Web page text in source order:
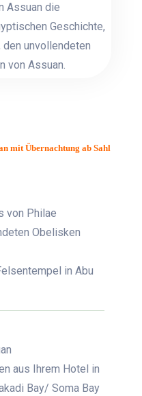
Assuan die
Geschichte,
unvollendeten
von Assuan.
mit Übernachtung ab Sahl
von Philae
Obelisken
in Abu
aus Ihrem Hotel in
Bay/ Soma Bay